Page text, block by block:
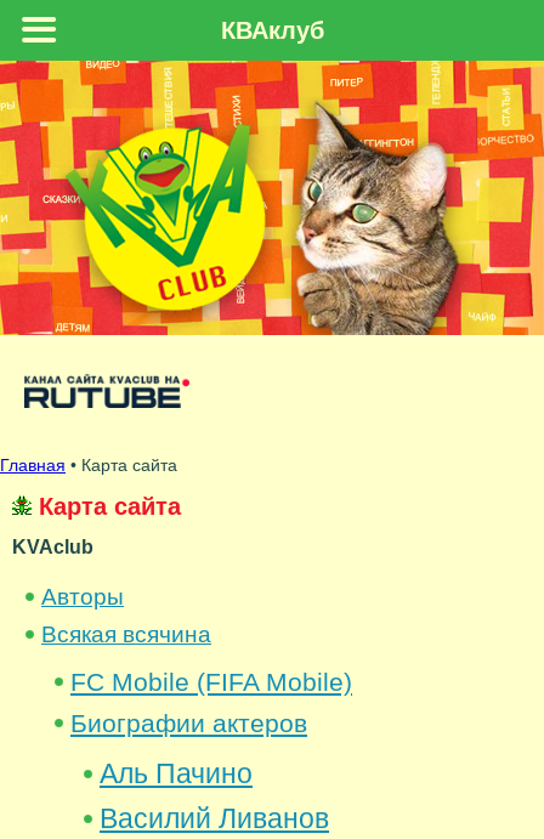
Главная • Карта сайта
Карта сайта
KVAclub
Авторы
Всякая всячина
FC Mobile (FIFA Mobile)
Биографии актеров
Аль Пачино
Василий Ливанов
КВАклуб